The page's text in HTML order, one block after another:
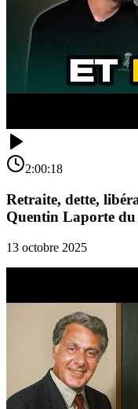
2:00:18
Retraite, dette,
Quentin Laporte
13 octobre 2025